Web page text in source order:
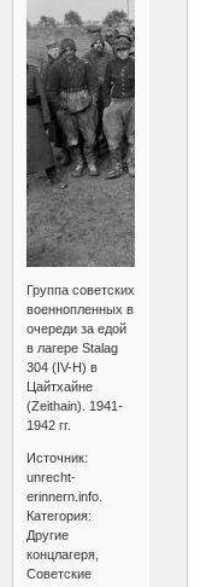
Группа советских
военнопленных в
очереди за едой
в лагере Stalag
304 (IV-H) в
Цайтхайне
(Zeithain). 1941-
1942 гг.
Источник:
unrecht-
erinnern.info.
Категория:
Другие
концлагеря,
Советские